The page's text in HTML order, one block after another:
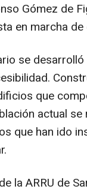
Gómez de
en marcha
se
que
actual
que han ido
la ARRU de